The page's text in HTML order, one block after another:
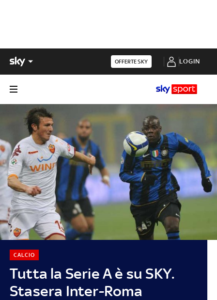
OFFERTE SKY LOGIN
Tutta la Serie A è su SKY.
Stasera Inter-Roma
CALCIO